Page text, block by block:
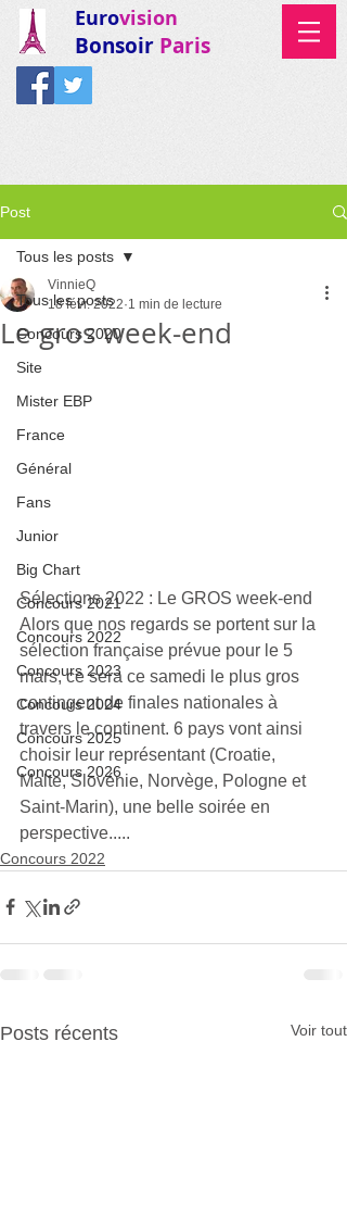
Eurovision
Bonsoir Paris
Post
Tous les posts
Concours 2020
Site
Mister EBP
France
Général
Fans
Junior
Big Chart
Concours 2021
Concours 2022
Concours 2023
Concours 2024
Concours 2025
Concours 2026
Tous les posts
Le gros week-end
VinnieQ
18 févr. 2022 1 min de lecture
Sélections 2022 : Le GROS week-end
Alors que nos regards se portent sur la
sélection française prévue pour le 5
mars, ce sera ce samedi le plus gros
contingent de finales nationales à
travers le continent. 6 pays vont ainsi
choisir leur représentant (Croatie,
Malte, Slovénie, Norvège, Pologne et
Saint-Marin), une belle soirée en
perspective.....
Concours 2022
Posts récents Voir tout